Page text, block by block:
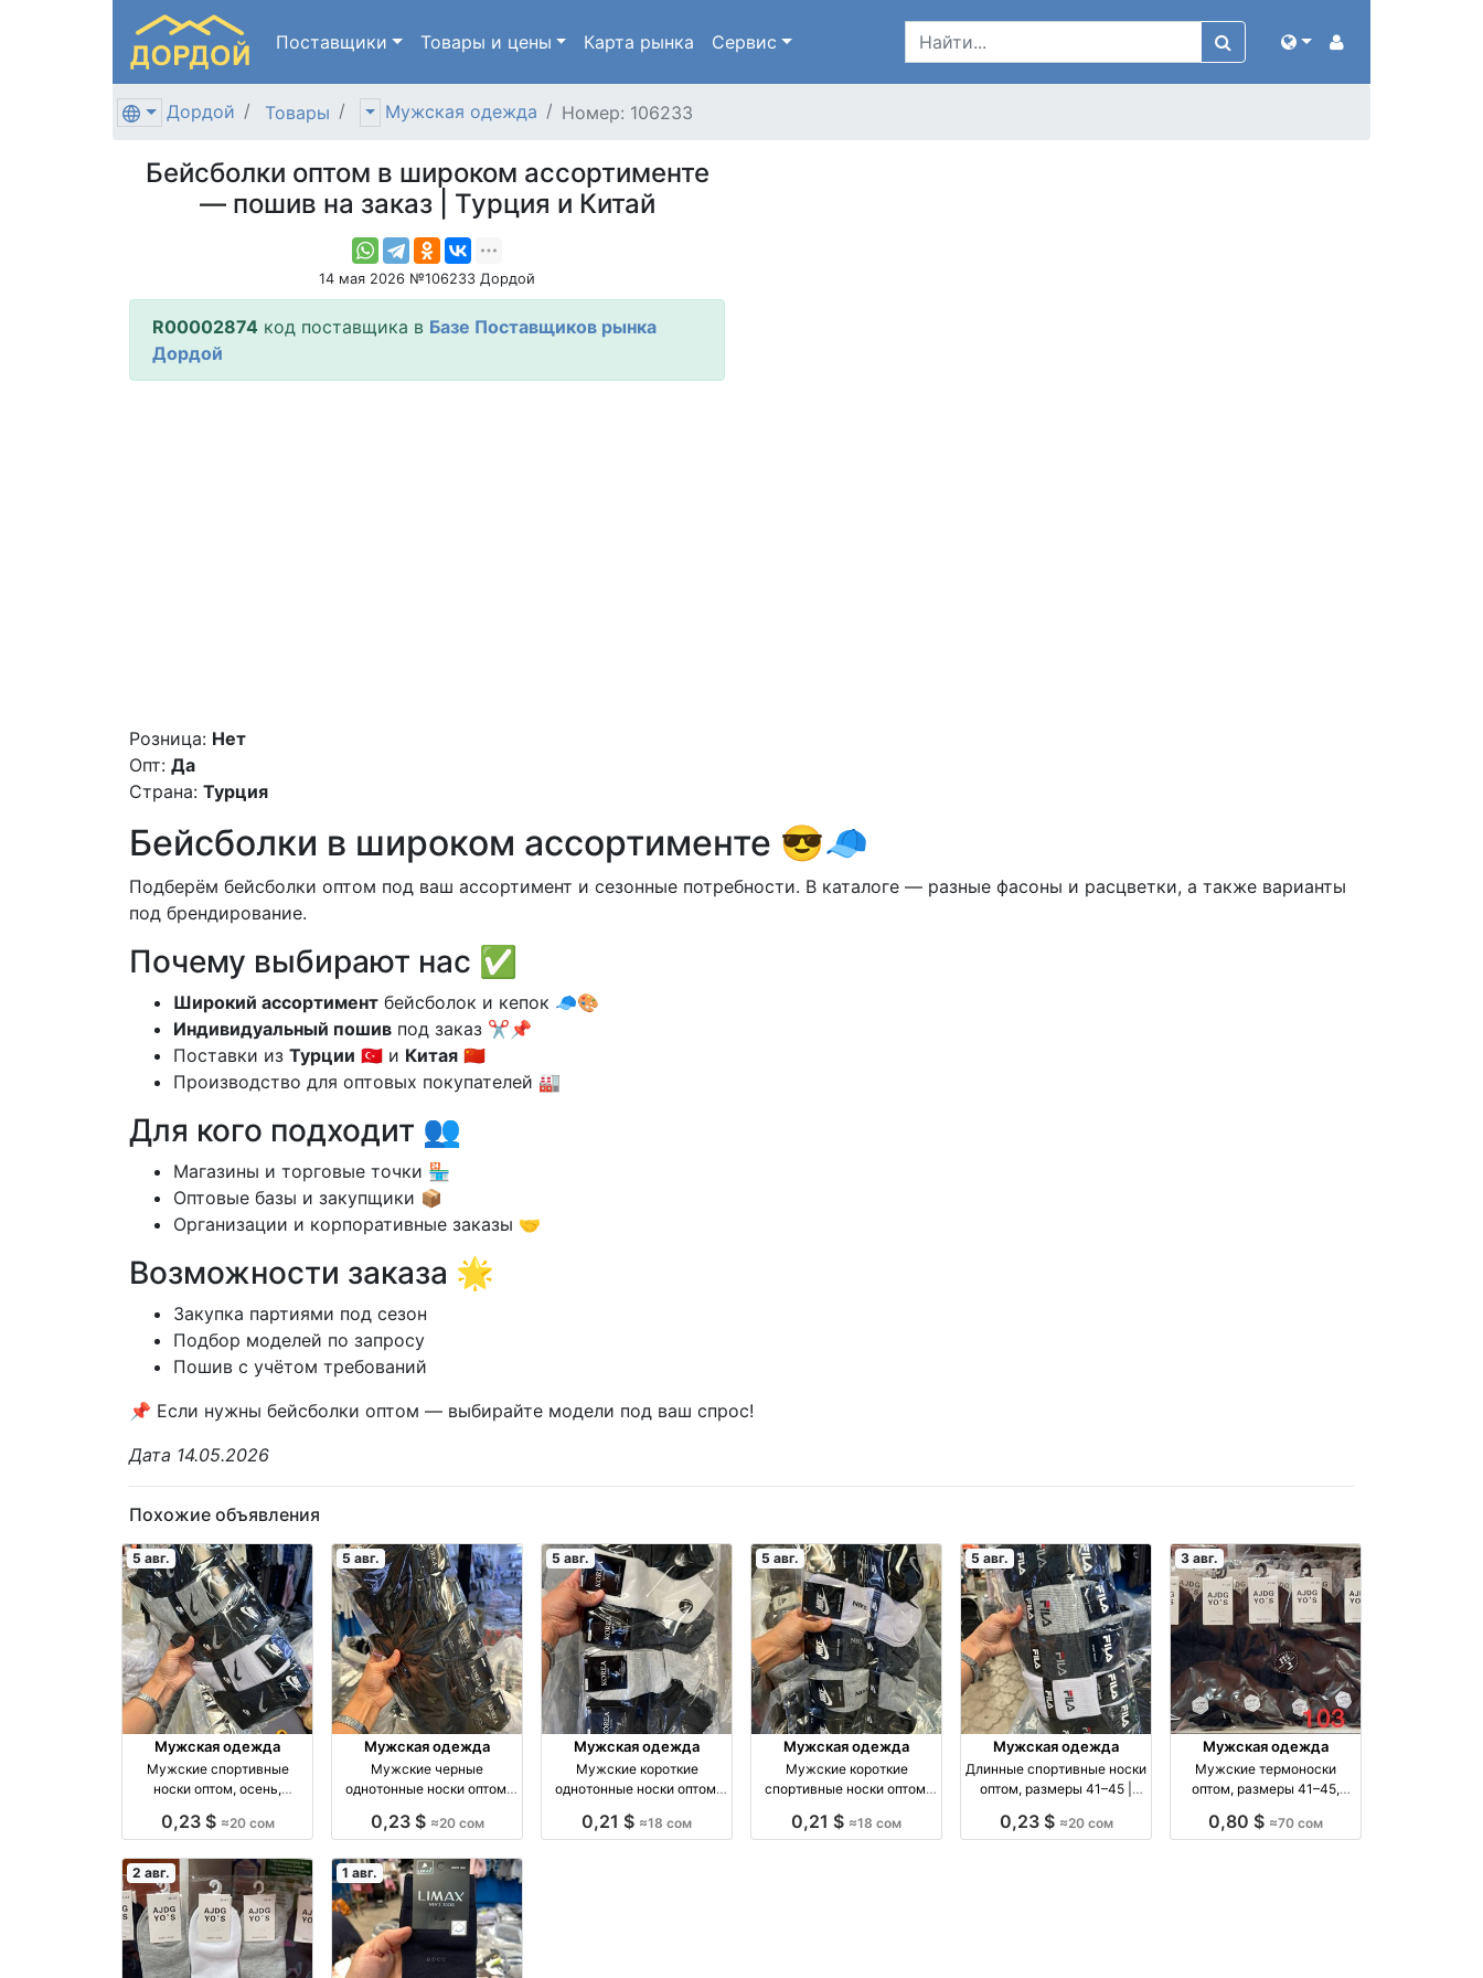
Поставщики Товары и цены Карта рынка Сервис
Дордой Товары Мужская одежда Номер: 106233
Бейсболки оптом в широком ассортименте
— пошив на заказ | Турция и Китай
14 мая 2026 №106233 Дордой
R00002874 код поставщика в Базе Поставщиков рынка
Дордой
Розница: Нет
Опт: Да
Страна: Турция
Бейсболки в широком ассортименте 😎🧢
Подберём бейсболки оптом под ваш ассортимент и сезонные потребности. В каталоге — разные фасоны и расцветки, а также варианты
под брендирование.
Почему выбирают нас ✅
Широкий ассортимент бейсболок и кепок 🧢🎨
Индивидуальный пошив под заказ ✂️📌
Поставки из Турции 🇹🇷 и Китая 🇨🇳
Производство для оптовых покупателей 🏭
Для кого подходит 👥
Магазины и торговые точки 🏪
Оптовые базы и закупщики 📦
Организации и корпоративные заказы 🤝
Возможности заказа 🌟
Закупка партиями под сезон
Подбор моделей по запросу
Пошив с учётом требований
📌 Если нужны бейсболки оптом — выбирайте модели под ваш спрос!
Дата 14.05.2026
Похожие объявления
5 авг.
Мужская одежда
Мужские спортивные
носки оптом, осень,
производство Россия
0,23 $ ≈20 сом
5 авг.
Мужская одежда
Мужские черные
однотонные носки оптом,
производство Россия
0,23 $ ≈20 сом
5 авг.
Мужская одежда
Мужские короткие
однотонные носки оптом,
производство Киргизия
0,21 $ ≈18 сом
5 авг.
Мужская одежда
Мужские короткие
спортивные носки оптом,
производство Киргизия
0,21 $ ≈18 сом
5 авг.
Мужская одежда
Длинные спортивные носки
оптом, размеры 41–45 |
производство Россия
0,23 $ ≈20 сом
3 авг.
Мужская одежда
Мужские термоноски
оптом, размеры 41–45,
производство Киргизия
0,80 $ ≈70 сом
2 авг. 1 авг.